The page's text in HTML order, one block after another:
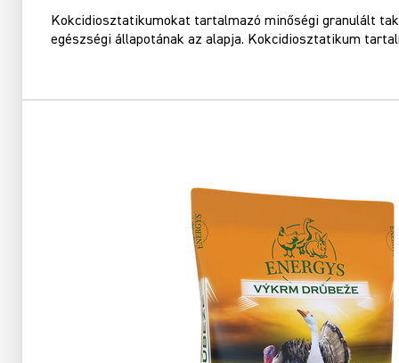
Kokcidiosztatikumokat tartalmazó minőségi granulált
egészségi állapotának az alapja. Kokcidiosztatikum